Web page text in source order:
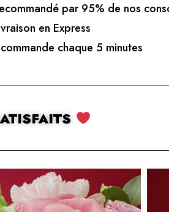
par 95% de nos
en Express
chaque 5 minutes